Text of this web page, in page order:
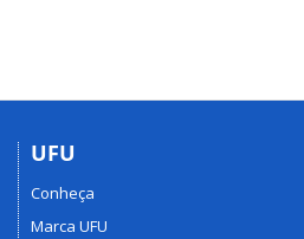
UFU
Conheça
Marca UFU